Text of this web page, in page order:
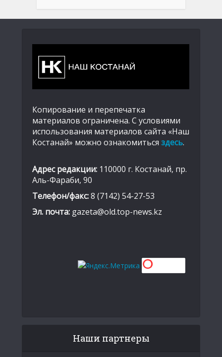
Копирование и перепечатка
материалов ограничена. С условиями
использования материалов сайта «Наш
Костанай» можно ознакомиться здесь.
Адрес редакции: 110000 г. Костанай, пр.
Аль-Фараби, 90
Телефон/факс:8 (7142) 54-27-53
Эл. почта: gazeta@old.top-news.kz
Наши партнеры